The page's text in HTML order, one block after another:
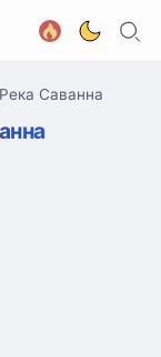
Река Саванна